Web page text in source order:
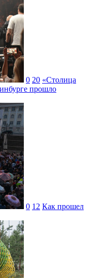
0 20 «Столица
прошло
0 12 Как прошел